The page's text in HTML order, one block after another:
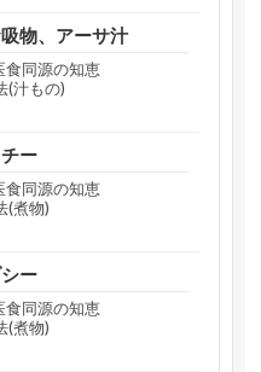
物、アーサ汁
食同源の知恵
(汁もの)
ー
食同源の知恵
(煮物)
ー
食同源の知恵
(煮物)